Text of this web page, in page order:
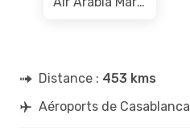
Distance : 453 kms
Aéroports de Casablanca